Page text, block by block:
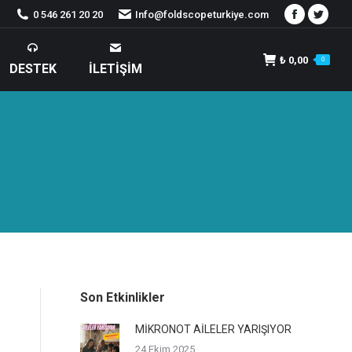
0 546 261 20 20 Info@foldscopeturkiye.com
Facebook
DESTEK İLETIŞIM
₺ 0,00 0
Son Etkinlikler
MİKRONOT AİLELER YARIŞIYOR
24 Ekim 2025